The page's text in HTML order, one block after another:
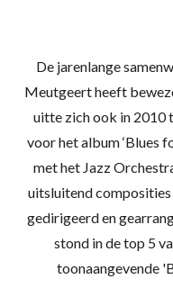
De jarenlange
Meutgeert heeft
uitte zich ook in 2010
voor het album ‘Blues
met het Jazz
uitsluitend composities
gedirigeerd en
stond in de top 5
toonaangevende